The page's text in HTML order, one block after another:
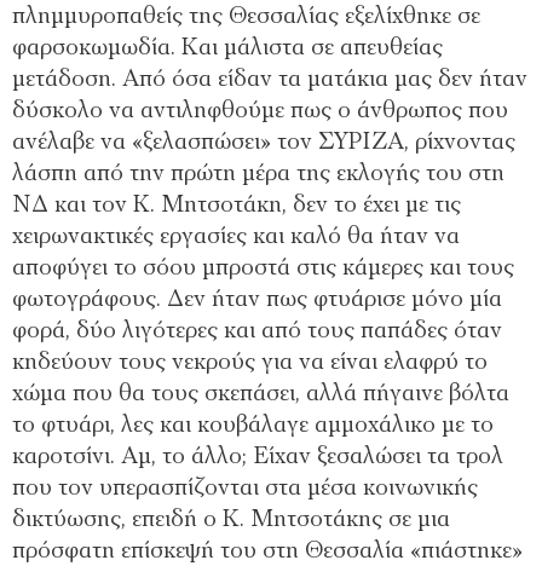
πλημμυροπαθείς της Θεσσαλίας εξελίχθηκε σε
φαρσοκωμωδία. Και μάλιστα σε απευθείας
μετάδοση. Από όσα είδαν τα ματάκια μας δεν ήταν
δύσκολο να αντιληφθούμε πως ο άνθρωπος που
ανέλαβε να «ξελασπώσει» τον ΣΥΡΙΖΑ, ρίχνοντας
λάσπη από την πρώτη μέρα της εκλογής του στη
ΝΔ και τον Κ. Μητσοτάκη, δεν το έχει με τις
χειρωνακτικές εργασίες και καλό θα ήταν να
αποφύγει το σόου μπροστά στις κάμερες και τους
φωτογράφους. Δεν ήταν πως φτυάρισε μόνο μία
φορά, δύο λιγότερες και από τους παπάδες όταν
κηδεύουν τους νεκρούς για να είναι ελαφρύ το
χώμα που θα τους σκεπάσει, αλλά πήγαινε βόλτα
το φτυάρι, λες και κουβάλαγε αμμοχάλικο με το
καροτσίνι. Αμ, το άλλο; Είχαν ξεσαλώσει τα τρολ
που τον υπερασπίζονται στα μέσα κοινωνικής
δικτύωσης, επειδή ο Κ. Μητσοτάκης σε μια
πρόσφατη επίσκεψή του στη Θεσσαλία «πιάστηκε»